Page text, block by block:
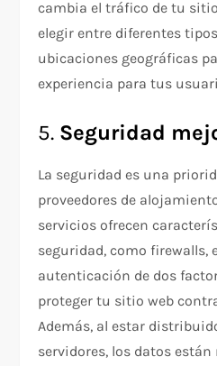
cambia el tráfico de tu
elegir entre diferentes
ubicaciones geográficas
experiencia para tus
5. Seguridad
La seguridad es una
proveedores de
servicios ofrecen
seguridad, como firewalls,
autenticación de dos
proteger tu sitio web
Además, al estar
servidores, los datos están